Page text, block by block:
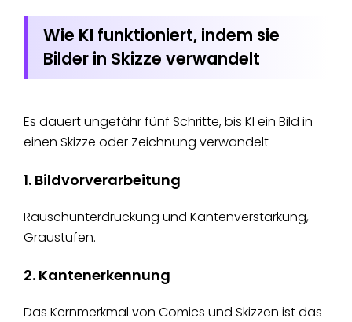
Wie KI funktioniert, indem sie
Bilder in Skizze verwandelt
Es dauert ungefähr fünf Schritte, bis KI ein Bild in
einen Skizze oder Zeichnung verwandelt
1. Bildvorverarbeitung
Rauschunterdrückung und Kantenverstärkung,
Graustufen.
2. Kantenerkennung
Das Kernmerkmal von Comics und Skizzen ist das